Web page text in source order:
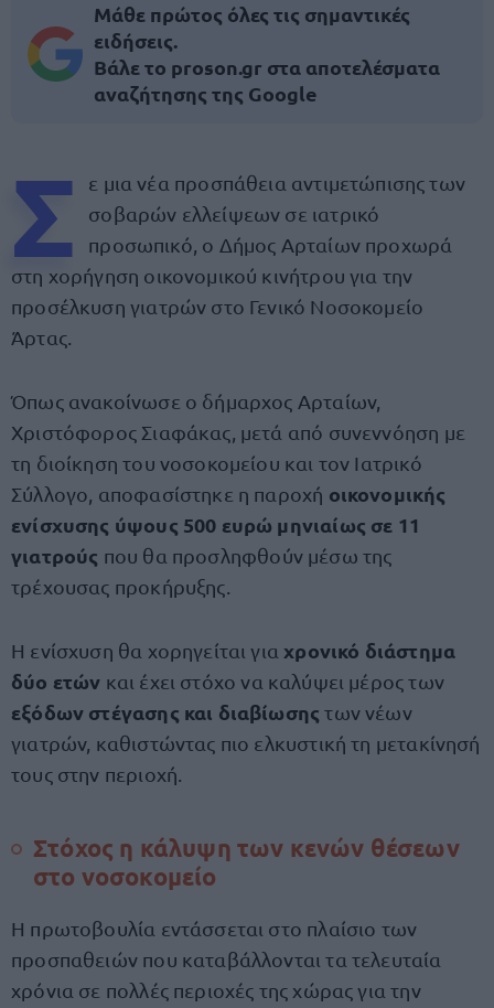
Μάθε πρώτος όλες τις σημαντικές
ειδήσεις.
Βάλε το proson.gr στα αποτελέσματα
αναζήτησης της Google
Σ
ε μια νέα προσπάθεια αντιμετώπισης των
σοβαρών ελλείψεων σε ιατρικό
προσωπικό, ο Δήμος Αρταίων προχωρά
στη χορήγηση οικονομικού κινήτρου για την
προσέλκυση γιατρών στο Γενικό Νοσοκομείο
Άρτας.
Όπως ανακοίνωσε ο δήμαρχος Αρταίων,
Χριστόφορος Σιαφάκας, μετά από συνεννόηση με
τη διοίκηση του νοσοκομείου και τον Ιατρικό
Σύλλογο, αποφασίστηκε η παροχή οικονομικής
ενίσχυσης ύψους 500 ευρώ μηνιαίως σε 11
γιατρούς που θα προσληφθούν μέσω της
τρέχουσας προκήρυξης.
Η ενίσχυση θα χορηγείται για χρονικό διάστημα
δύο ετών και έχει στόχο να καλύψει μέρος των
εξόδων στέγασης και διαβίωσης των νέων
γιατρών, καθιστώντας πιο ελκυστική τη μετακίνησή
τους στην περιοχή.
Στόχος η κάλυψη των κενών θέσεων
στο νοσοκομείο
Η πρωτοβουλία εντάσσεται στο πλαίσιο των
προσπαθειών που καταβάλλονται τα τελευταία
χρόνια σε πολλές περιοχές της χώρας για την